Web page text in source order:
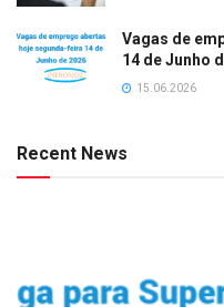
Vagas de
14 de Junho
15.06.2026
Recent News